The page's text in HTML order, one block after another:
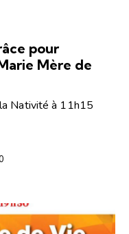
pour
Mère de
Nativité à 11h15